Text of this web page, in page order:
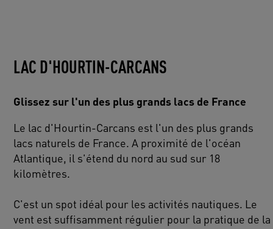
LAC D'HOURTIN-CARCANS
Glissez sur l'un des plus grands lacs de France
Le lac d'Hourtin-Carcans est l'un des plus grands
lacs naturels de France. A proximité de l'océan
Atlantique, il s'étend du nord au sud sur 18
kilomètres.
C'est un spot idéal pour les activités nautiques. Le
vent est suffisamment régulier pour la pratique de la